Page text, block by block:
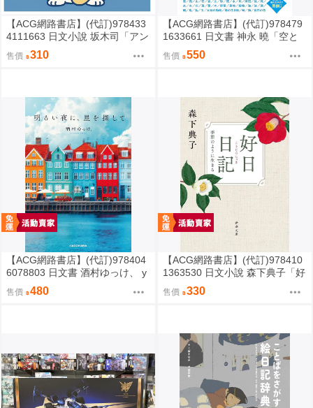
【ACG網路書店】(代訂)978433
4111663 日文小說 坂木司「アン
と幸福」
售價 310
【ACG網路書店】(代訂)978479
1633661 日文書 神永 曉「空と
海と大地の言葉辞典」
售價 550
【ACG網路書店】(代訂)978404
6078803 日文書 酒村ゆっけ、 y
ukke sakamura「明るい夜に、
星を探して」
售價 480
【ACG網路書店】(代訂)978410
1363530 日文小說 森下典子「好
日日記：季節のように生きる」
售價 330